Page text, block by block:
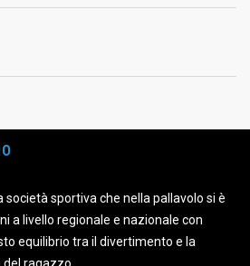
società sportiva che nella pallavolo si è
a livello regionale e nazionale con
equilibrio tra il divertimento e la